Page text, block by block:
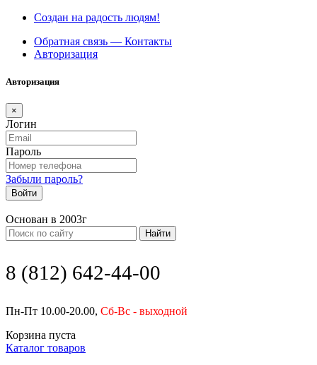
Создан на радость людям!
Обратная связь — Контакты
Авторизация
Авторизация
×
Логин
Пароль
Забыли пароль?
Войти
Основан в 2003г
Найти
8 (812) 642-44-00
Пн-Пт 10.00-20.00, Сб-Вс - выходной
Корзина пуста
Каталог товаров